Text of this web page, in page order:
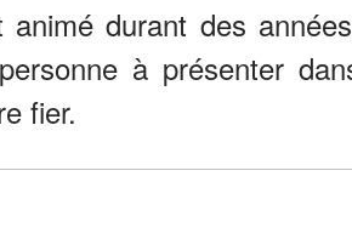
durant des
à présenter
fier.